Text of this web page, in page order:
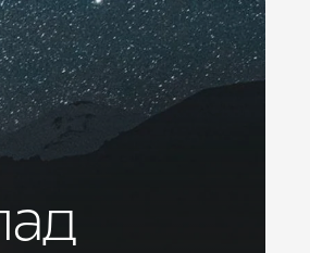
Активный отдых